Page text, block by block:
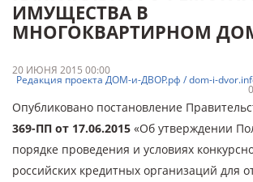
ИМУЩЕСТВА В
МНОГОКВАРТИРНОМ
20 ИЮНЯ 2015 00:00
Редакция проекта ДОМ-и-ДВОР.рф / dom-i-
Опубликовано постановление
369-ПП от 17.06.2015 «Об утверждении
порядке проведения и условиях
российских кредитных организаций для